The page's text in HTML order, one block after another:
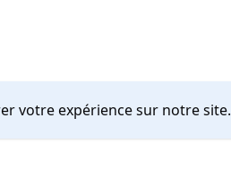
votre expérience sur notre site.